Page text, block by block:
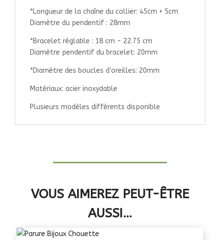
*Longueur de la chaîne du collier: 45cm + 5cm
Diamètre du pendentif : 28mm
*Bracelet réglable : 18 cm - 22.75 cm
Diamètre pendentif du bracelet: 20mm
*Diamètre des boucles d'oreilles: 20mm
Matériaux: acier inoxydable
Plusieurs modèles différents disponible
VOUS AIMEREZ PEUT-ÊTRE
AUSSI…